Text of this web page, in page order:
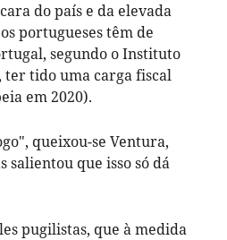
do país e da elevada
portugueses têm de
segundo o Instituto
ter tido uma carga fiscal
em 2020).
queixou-se Ventura,
salientou que isso só dá
pugilistas, que à medida